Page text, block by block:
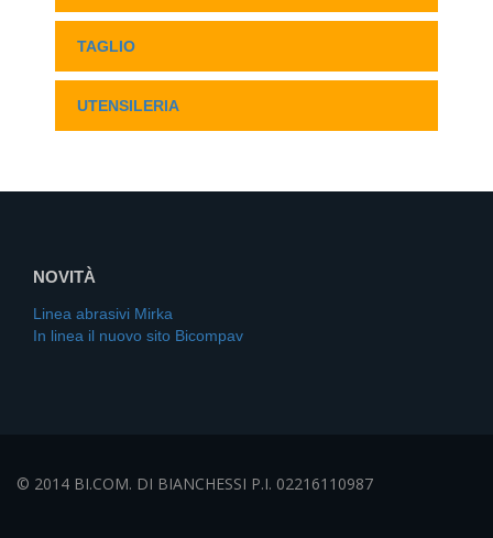
TAGLIO
UTENSILERIA
NOVITÀ
Linea abrasivi Mirka
In linea il nuovo sito Bicompav
© 2014 BI.COM. DI BIANCHESSI P.I. 02216110987